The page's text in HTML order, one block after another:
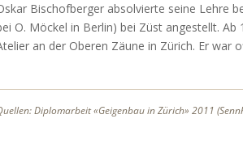
Bischofberger absolvierte seine Lehre
O. Möckel in Berlin) bei Züst angestellt.
an der Oberen Zäune in Zürich. Er war
Diplomarbeit «Geigenbau in Zürich» 2011